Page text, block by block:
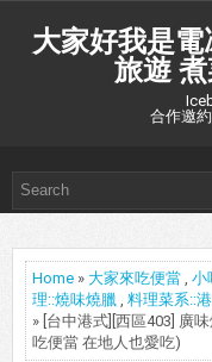
大家好我是
旅遊
合作邀
Home » 大家來吃便當 , 小
理::燒味燒臘 , 料理菜系::
» [台中港式][西區403] 廣
吃便當 在地人也愛吃)